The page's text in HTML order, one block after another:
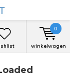
winkelwagen
0